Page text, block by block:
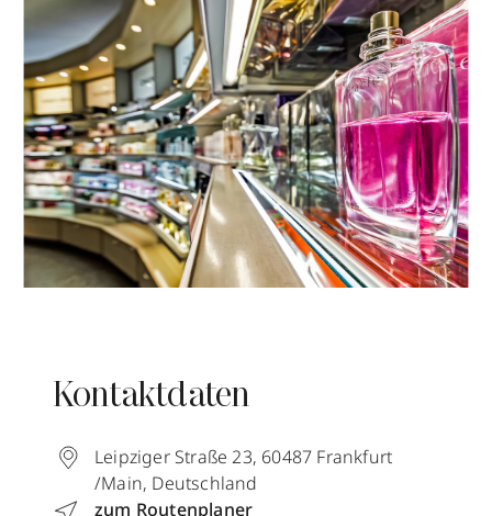
Kontaktdaten
Leipziger Straße 23, 60487 Frankfurt
/Main, Deutschland
zum Routenplaner